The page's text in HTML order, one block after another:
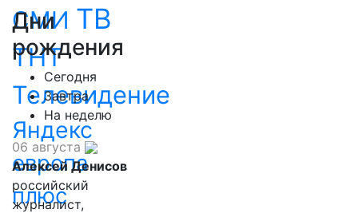
СМИ ТВ
ТНТ
Телевидение
Яндекс
европа
плюс
Дни
рождения
Сегодня
Завтра
На неделю
06 августа
Алексей Денисов
российский
журналист,